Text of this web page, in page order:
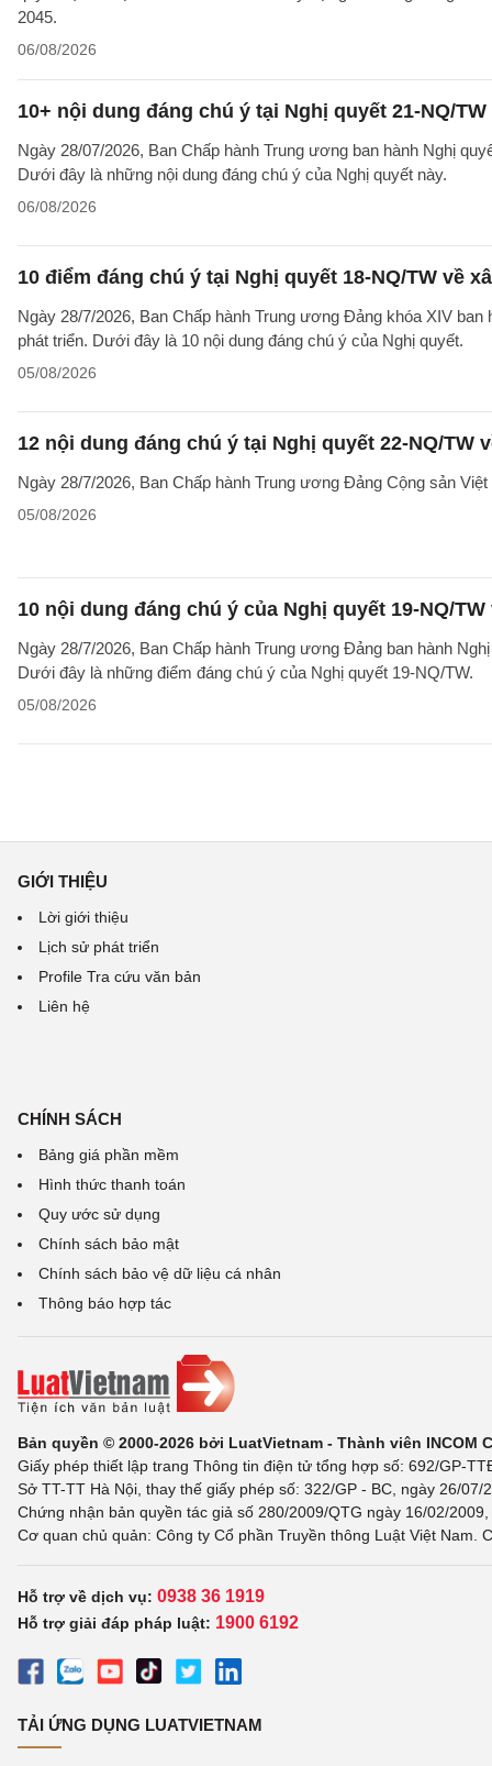
2045.
06/08/2026
10+ nội dung đáng chú ý tại Nghị quyết 21-NQ/TW
Ngày 28/07/2026, Ban Chấp hành Trung ương ban hành Nghị
Dưới đây là những nội dung đáng chú ý của Nghị quyết này.
06/08/2026
10 điểm đáng chú ý tại Nghị quyết 18-NQ/TW về
Ngày 28/7/2026, Ban Chấp hành Trung ương Đảng khóa XIV
phát triển. Dưới đây là 10 nội dung đáng chú ý của Nghị quyết.
05/08/2026
12 nội dung đáng chú ý tại Nghị quyết 22-NQ/TW
Ngày 28/7/2026, Ban Chấp hành Trung ương Đảng Cộng sản
05/08/2026
10 nội dung đáng chú ý của Nghị quyết 19-NQ/
Ngày 28/7/2026, Ban Chấp hành Trung ương Đảng ban hành
Dưới đây là những điểm đáng chú ý của Nghị quyết 19-NQ/TW.
05/08/2026
GIỚI THIỆU
Lời giới thiệu
Lịch sử phát triển
Profile Tra cứu văn bản
Liên hệ
CHÍNH SÁCH
Bảng giá phần mềm
Hình thức thanh toán
Quy ước sử dụng
Chính sách bảo mật
Chính sách bảo vệ dữ liệu cá nhân
Thông báo hợp tác
Bản quyền © 2000-2026 bởi LuatVietnam - Thành viên INCOM
Giấy phép thiết lập trang Thông tin điện tử tổng hợp số: 692/GP-
Sở TT-TT Hà Nội, thay thế giấy phép số: 322/GP - BC, ngày 26/
Chứng nhận bản quyền tác giả số 280/2009/QTG ngày 16/02/
Cơ quan chủ quản: Công ty Cổ phần Truyền thông Luật Việt Nam.
Hỗ trợ về dịch vụ: 0938 36 1919
Hỗ trợ giải đáp pháp luật: 1900 6192
TẢI ỨNG DỤNG LUATVIETNAM